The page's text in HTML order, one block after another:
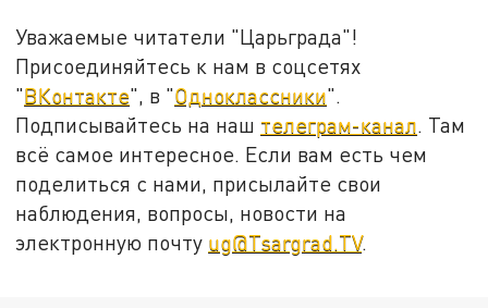
Уважаемые читатели "Царьграда"!
Присоединяйтесь к нам в соцсетях
"ВКонтакте", в "Одноклассники".
Подписывайтесь на наш телеграм-канал. Там
всё самое интересное. Если вам есть чем
поделиться с нами, присылайте свои
наблюдения, вопросы, новости на
электронную почту ug@Tsargrad.TV.